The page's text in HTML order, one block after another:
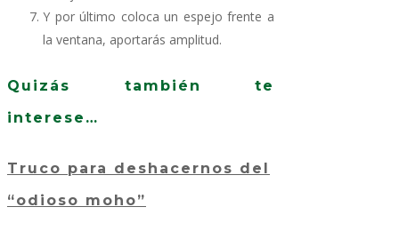
Y por último coloca un espejo frente a
la ventana, aportarás amplitud.
Quizás también te
interese…
Truco para deshacernos del
“odioso moho”